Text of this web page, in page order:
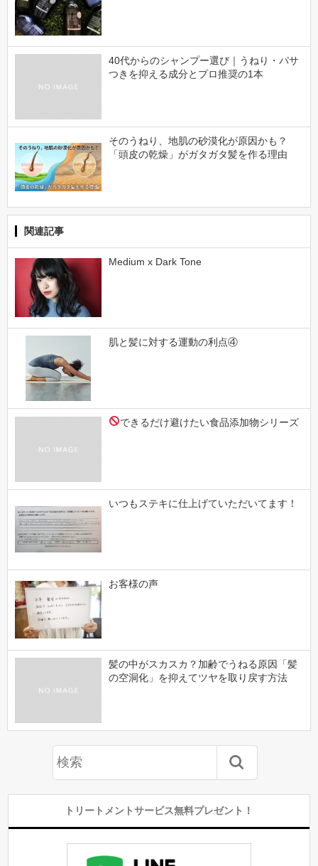
40代からのシャンプー選び｜うねり・パサ
つきを抑える成分とプロ推奨の1本
そのうねり、地肌の砂漠化が原因かも？
「頭皮の乾燥」がガタガタ髪を作る理由
関連記事
Medium x Dark Tone
肌と髪に対する運動の利点④
できるだけ避けたい食品添加物シリーズ
いつもステキに仕上げていただいてます！
お客様の声
髪の中がスカスカ？加齢でうねる原因「髪
の空洞化」を抑えてツヤを取り戻す方法
トリートメントサービス無料プレゼント！